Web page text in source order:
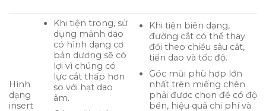
Hình
dạng
insert
Khi tiện trong, sử
dụng mảnh dao
có hình dạng cơ
bản dương sẽ có
lợi vì chúng có
lực cắt thấp hơn
so với hạt dao
âm.
Khi tiện biên dạng,
đường cắt có thể thay
đổi theo chiều sâu cắt,
tiến dao và tốc độ.
Góc mũi phù hợp lớn
nhất trên miếng chèn
phải được chọn để có độ
bền, hiệu quả chi phí và